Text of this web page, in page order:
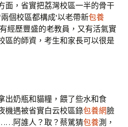
面，省實把荔灣校區一半的骨干
個校區都構成‘以老帶新包養
經歷豐盛的老教員，又有活氣實
區的師資，考生和家長可以很是
出奶瓶和貓糧，餵了些水和食
機遇被省實白云校區錄包養網臉
阿誰人？取？蔡騭猜包養測，